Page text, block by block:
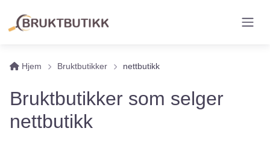
Hjem Bruktbutikker nettbutikk
Bruktbutikker som selger
nettbutikk